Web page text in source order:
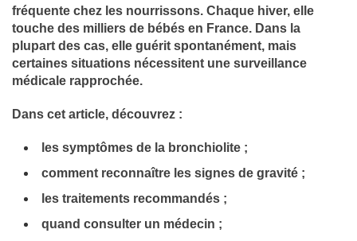
fréquente chez les nourrissons. Chaque hiver, elle
touche des milliers de bébés en France. Dans la
plupart des cas, elle guérit spontanément, mais
certaines situations nécessitent une surveillance
médicale rapprochée.
Dans cet article, découvrez :
les symptômes de la bronchiolite ;
comment reconnaître les signes de gravité ;
les traitements recommandés ;
quand consulter un médecin ;